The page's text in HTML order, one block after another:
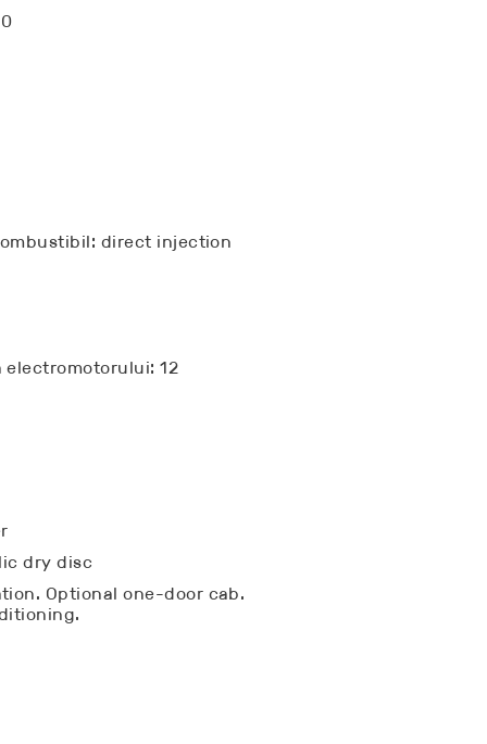
direct injection
electromotorului: 12
dry disc
Optional one-door cab.